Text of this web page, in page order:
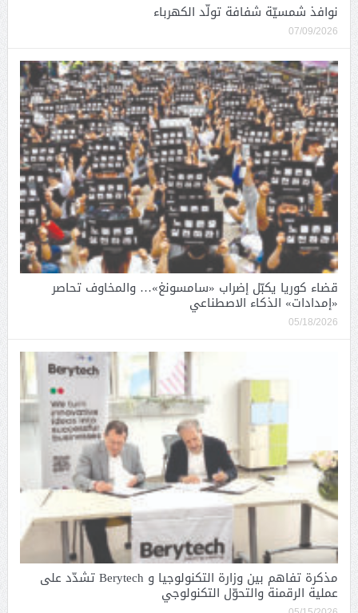
نوافذ شمسيّة شفافة تولّد الكهرباء
07/09/2026
قضاء كوريا يكبّل إضراب «سامسونغ»… والمخاوف تحاصر
«إمدادات» الذكاء الاصطناعي
05/18/2026
مذكرة تفاهم بين وزارة التكنولوجيا و Berytech تشدّد على
عملية الرقمنة والتحوّل التكنولوجي